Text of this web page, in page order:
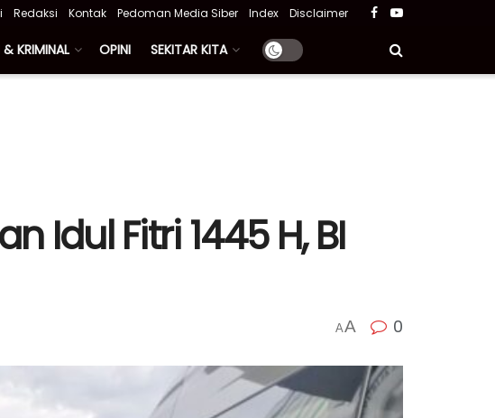
Redaksi Kontak Pedoman Media Siber Index Disclaimer
KRIMINAL OPINI SEKITAR KITA
Idul Fitri 1445 H, BI
AA 0